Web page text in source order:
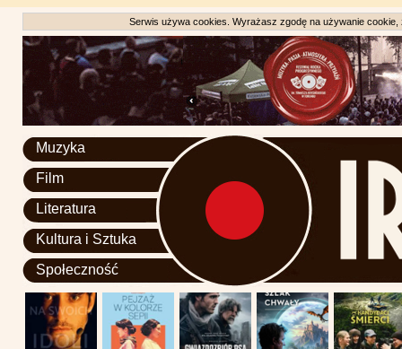
Serwis używa cookies. Wyrażasz zgodę na używanie
Muzyka
Film
Literatura
Kultura i Sztuka
Społeczność